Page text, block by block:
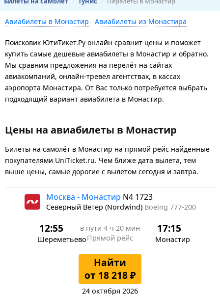
Авиабилеты в Монастир Авиабилеты из Монастира
Поисковик ЮтиТикет.Ру онлайн сравнит цены и поможет
купить самые дешевые авиабилеты в Монастир и обратно.
Мы сравним предложения на перелёт на сайтах
авиакомпаний, онлайн-тревел агентствах, в кассах
аэропорта Монастира. От Вас только потребуется выбрать
подходящий вариант авиабилета в Монастир.
Цены на авиабилеты в Монастир
Билеты на самолёт в Монастир на прямой рейс найденные
покупателями UniTicket.ru. Чем ближе дата вылета, тем
выше цены, самые дорогие с вылетом сегодня и завтра.
Москва - Монастир N4 1723
Северный Ветер (Nordwind) Boeing 777-200
12:55
Шереметьево
в пути 4 ч 20 мин
Прямой рейс
17:15
Монастир
Найти
от 18 218 ₽
24 октября 2026